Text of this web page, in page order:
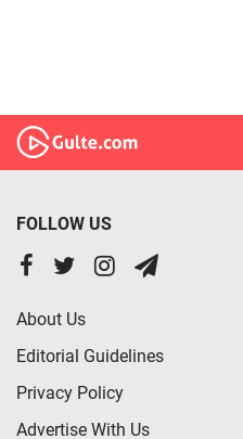
FOLLOW US
About Us
Editorial Guidelines
Privacy Policy
Advertise With Us